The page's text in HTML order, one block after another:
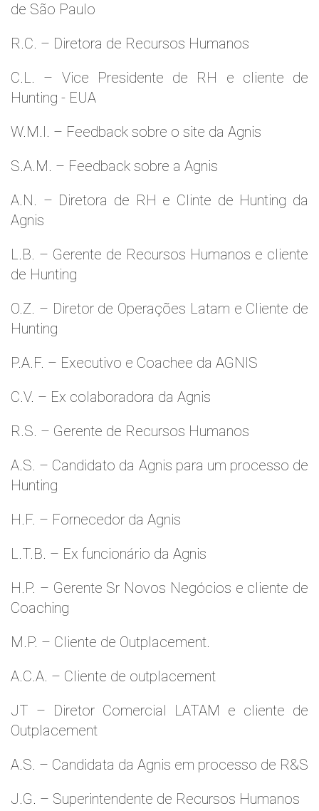
de São Paulo
R.C. – Diretora de Recursos Humanos
C.L. – Vice Presidente de RH e cliente de
Hunting - EUA
W.M.l. – Feedback sobre o site da Agnis
S.A.M. – Feedback sobre a Agnis
A.N. – Diretora de RH e Clinte de Hunting da
Agnis
L.B. – Gerente de Recursos Humanos e cliente
de Hunting
O.Z. – Diretor de Operações Latam e Cliente de
Hunting
P.A.F. – Executivo e Coachee da AGNIS
C.V. – Ex colaboradora da Agnis
R.S. – Gerente de Recursos Humanos
A.S. – Candidato da Agnis para um processo de
Hunting
H.F. – Fornecedor da Agnis
L.T.B. – Ex funcionário da Agnis
H.P. – Gerente Sr Novos Negócios e cliente de
Coaching
M.P. – Cliente de Outplacement.
A.C.A. – Cliente de outplacement
JT – Diretor Comercial LATAM e cliente de
Outplacement
A.S. – Candidata da Agnis em processo de R&S
J.G. – Superintendente de Recursos Humanos